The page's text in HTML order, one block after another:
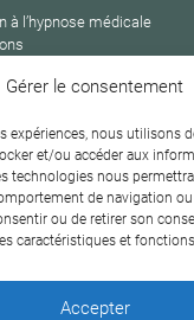
Gérer le consentement
expériences, nous utilisons
et/ou accéder aux
technologies nous
de navigation
ou de retirer son
caractéristiques et
Accepter
à l’hypnose médicale
de
Plan
du site